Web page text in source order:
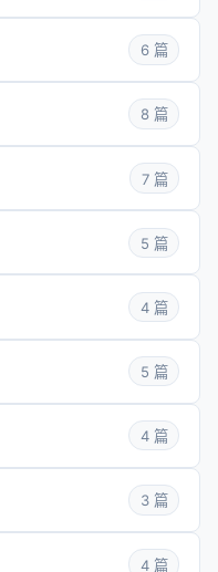
6 篇
8 篇
7 篇
5 篇
4 篇
5 篇
4 篇
3 篇
4 篇